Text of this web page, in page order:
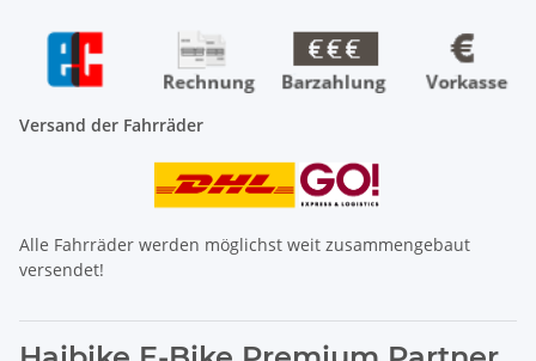
Versand der Fahrräder
Alle Fahrräder werden möglichst weit zusammengebaut
versendet!